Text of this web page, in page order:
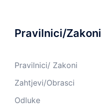
Pravilnici/Zakoni
Pravilnici/ Zakoni
Zahtjevi/Obrasci
Odluke